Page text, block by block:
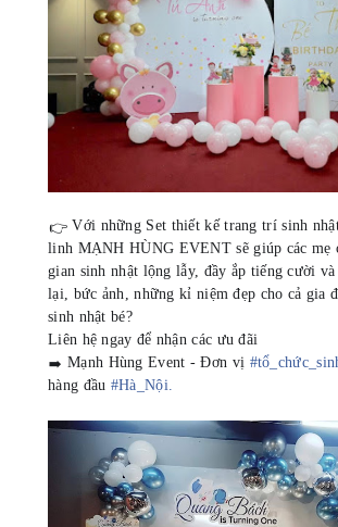
👉 Với những Set thiết kế trang trí sinh
linh MẠNH HÙNG EVENT sẽ giúp các mẹ
gian sinh nhật lộng lẫy, đầy ắp tiếng cười
lại, bức ảnh, những kỉ niệm đẹp cho cả gia
sinh nhật bé?
Liên hệ ngay để nhận các ưu đãi
➡️ Mạnh Hùng Event - Đơn vị #
hàng đầu #Hà_Nội.